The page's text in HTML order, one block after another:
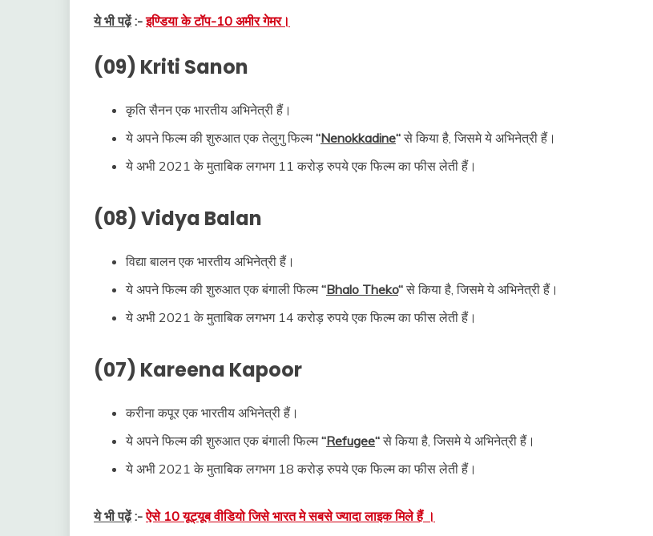
ये भी पढ़ें:- इण्डिया के टॉप-10 अमीर गेमर।
(09) Kriti Sanon
कृति सैनन एक भारतीय अभिनेत्री हैं।
ये अपने फिल्म की शुरुआत एक तेलुगु फिल्म“Nenokkadine“से किया है, जिसमे ये अभिनेत्री हैं।
ये अभी 2021 के मुताबिक लगभग 11 करोड़ रुपये एक फिल्म का फीस लेती हैं।
(08) Vidya Balan
विद्या बालन एक भारतीय अभिनेत्री हैं।
ये अपने फिल्म की शुरुआत एक बंगाली फिल्म“Bhalo Theko“से किया है, जिसमे ये अभिनेत्री हैं।
ये अभी 2021 के मुताबिक लगभग 14 करोड़ रुपये एक फिल्म का फीस लेती हैं।
(07) Kareena Kapoor
करीना कपूर एक भारतीय अभिनेत्री हैं।
ये अपने फिल्म की शुरुआत एक बंगाली फिल्म“Refugee“से किया है, जिसमे ये अभिनेत्री हैं।
ये अभी 2021 के मुताबिक लगभग 18 करोड़ रुपये एक फिल्म का फीस लेती हैं।
ये भी पढ़ें:- ऐसे 10 यूट्यूब वीडियो जिसे भारत मे सबसे ज्यादा लाइक मिले हैं ।